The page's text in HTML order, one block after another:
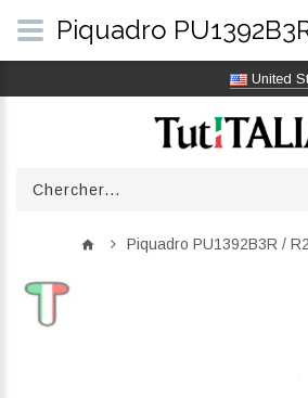
United
Piquadro PU1392B3R /